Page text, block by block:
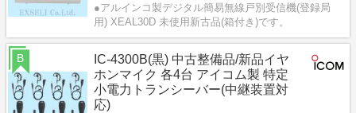
●アルインコ製デジタル簡易無線戸別受信機(登録局
用) XEAL30D 未使用新古品(箱付き)です。
IC-4300B(黒) 中古整備品/新品イヤ
ホンマイク 各4台 アイコム製 特定
小電力トランシーバー(中継装置対
応)
B